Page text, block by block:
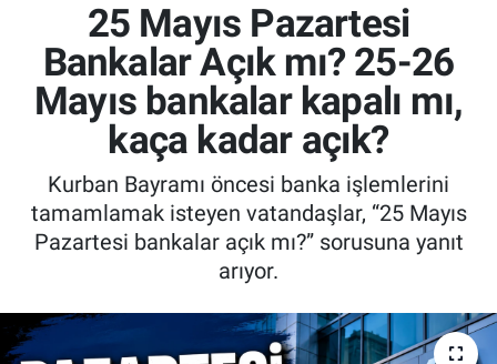
25 Mayıs Pazartesi
Bankalar Açık mı? 25-26
Mayıs bankalar kapalı mı,
kaça kadar açık?
Kurban Bayramı öncesi banka işlemlerini
tamamlamak isteyen vatandaşlar, “25 Mayıs
Pazartesi bankalar açık mı?” sorusuna yanıt
arıyor.
Ekonomi
Güncel
İnanç
Kadın & Aile
Sağlık
Son Dakika Haberleri
Haber Arşivi